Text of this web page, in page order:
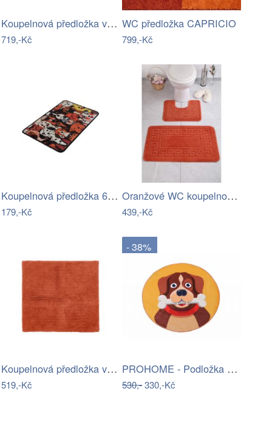
Koupelnová předložka v cihlové barvě…
719,-Kč
WC předložka CAPRICIO
799,-Kč
Koupelnová předložka 60x40 cm Dogs -…
179,-Kč
Oranžové WC koupelnové předložky v sadě…
439,-Kč
Koupelnová předložka v cihlové barvě…
519,-Kč
- 38%
PROHOME - Podložka kulatá pes
530,-330,-Kč